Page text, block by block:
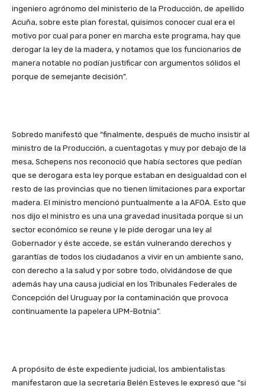
ingeniero agrónomo del ministerio de la Producción, de apellido
Acuña, sobre este plan forestal, quisimos conocer cual era el
motivo por cual para poner en marcha este programa, hay que
derogar la ley de la madera, y notamos que los funcionarios de
manera notable no podían justificar con argumentos sólidos el
porque de semejante decisión”.
Sobredo manifestó que “finalmente, después de mucho insistir al
ministro de la Producción, a cuentagotas y muy por debajo de la
mesa, Schepens nos reconoció que había sectores que pedían
que se derogara esta ley porque estaban en desigualdad con el
resto de las provincias que no tienen limitaciones para exportar
madera. El ministro mencionó puntualmente a la AFOA. Esto que
nos dijo el ministro es una una gravedad inusitada porque si un
sector económico se reune y le pide derogar una ley al
Gobernador y éste accede, se están vulnerando derechos y
garantías de todos los ciudadanos a vivir en un ambiente sano,
con derecho a la salud y por sobre todo, olvidándose de que
además hay una causa judicial en los Tribunales Federales de
Concepción del Uruguay por la contaminación que provoca
continuamente la papelera UPM-Botnia”.
A propósito de éste expediente judicial, los ambientalistas
manifestaron que la secretaria Belén Esteves le expresó que “si